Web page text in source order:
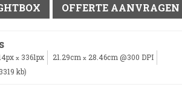
OFFERTE AANVRAGEN
x 3361px 21.29cm x 28.46cm @300 DPI
kb)